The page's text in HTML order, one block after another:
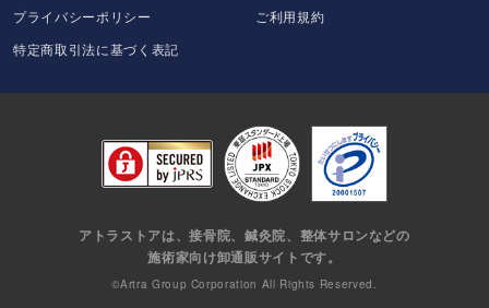
プライバシーポリシー
ご利用規約
特定商取引法に基づく表記
アトラストアは、接骨院、鍼灸院、整体サロンなどの
施術家向け卸通販サイトです。
©Artra Group Corporation All Rights Reserved.